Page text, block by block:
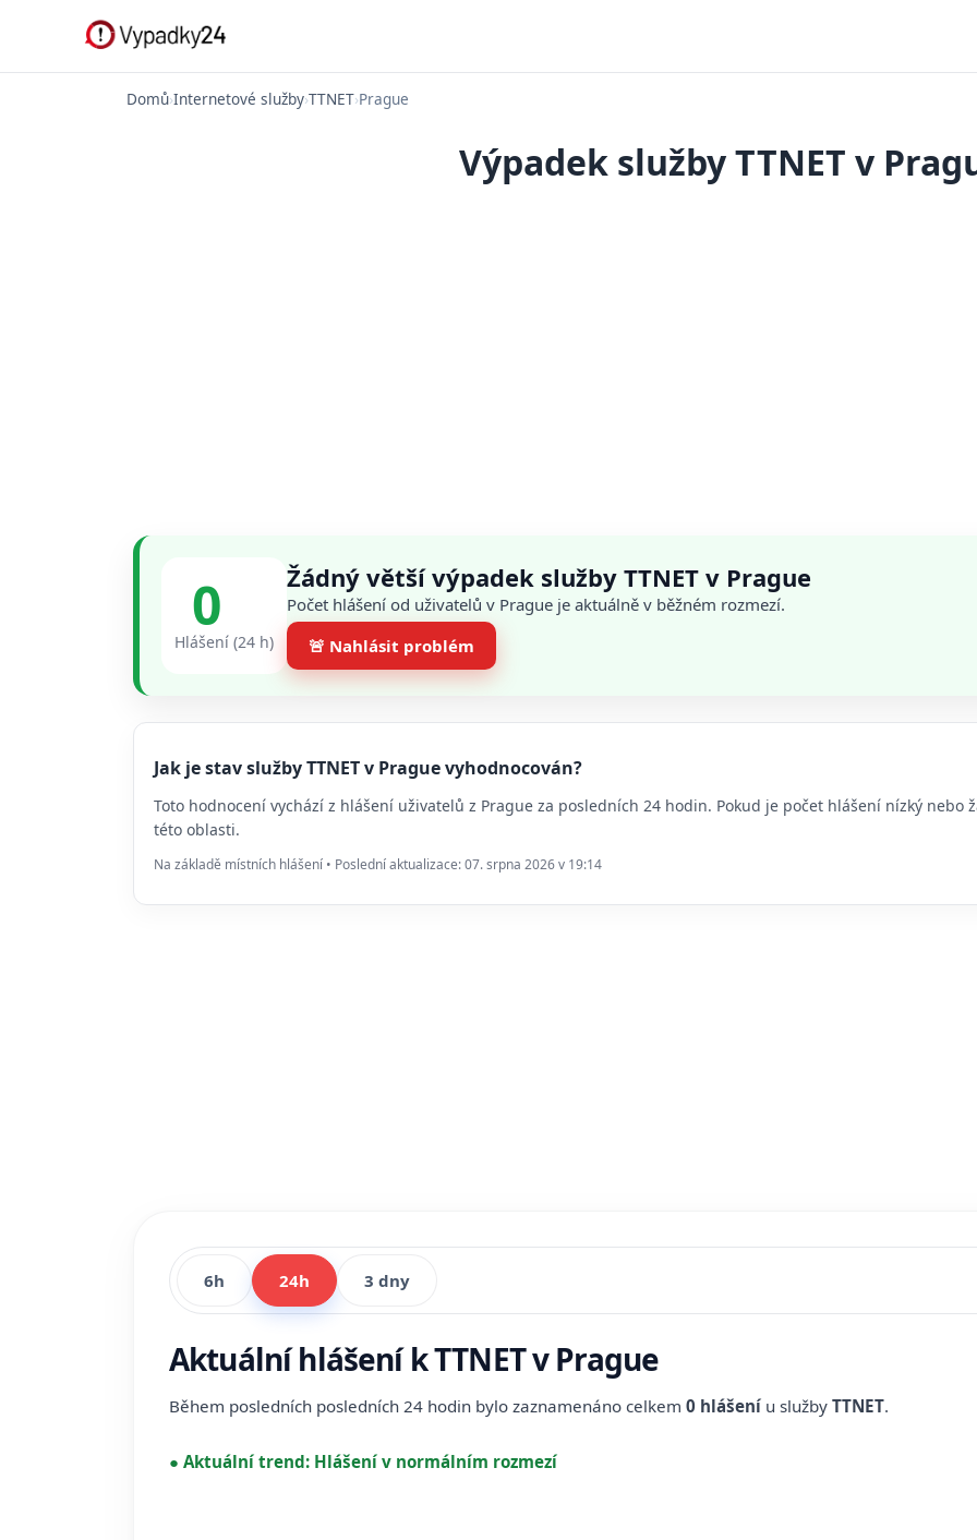
Domů›Internetové služby›TTNET›Prague
Výpadek služby TTNET v
0
Hlášení (24 h)
Žádný větší výpadek služby TTNET v Prague
Počet hlášení od uživatelů v Prague je aktuálně v běžném rozmezí.
🚨 Nahlásit problém
Jak je stav služby TTNET v Prague vyhodnocován?
Toto hodnocení vychází z hlášení uživatelů z Prague za posledních 24 hodin. Pokud je počet hlášení nízký nebo
této oblasti.
Na základě místních hlášení • Poslední aktualizace: 07. srpna 2026 v 19:14
6h 24h 3 dny
Aktuální hlášení k TTNET v Prague
Během posledních posledních 24 hodin bylo zaznamenáno celkem 0 hlášení u služby TTNET.
● Aktuální trend: Hlášení v normálním rozmezí